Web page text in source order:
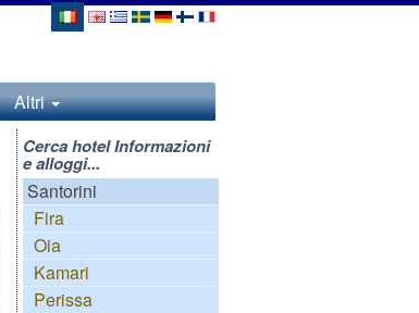
Altri
Cerca hotel Informazioni
e alloggi...
Santorini
Fira
Oia
Kamari
Perissa